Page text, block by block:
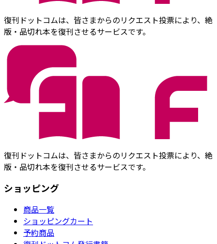
復刊ドットコムは、皆さまからのリクエスト投票により、絶
版・品切れ本を復刊させるサービスです。
復刊ドットコムは、皆さまからのリクエスト投票により、絶
版・品切れ本を復刊させるサービスです。
ショッピング
商品一覧
ショッピングカート
予約商品